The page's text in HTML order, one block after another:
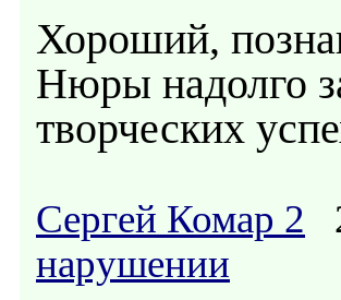
Хороший,
Нюры надолго
творческих
Сергей Комар 2
нарушении